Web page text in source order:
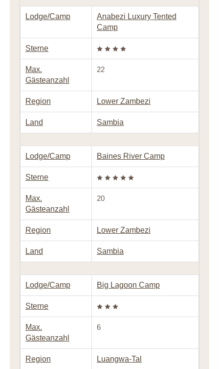
Lodge/Camp
Anabezi Luxury Tented
Camp
Sterne
Max.
Gästeanzahl
22
Region Lower Zambezi
Land Sambia
Lodge/Camp Baines River Camp
Sterne
Max.
Gästeanzahl
20
Region Lower Zambezi
Land Sambia
Lodge/Camp Big Lagoon Camp
Sterne
Max.
Gästeanzahl
6
Region Luangwa-Tal